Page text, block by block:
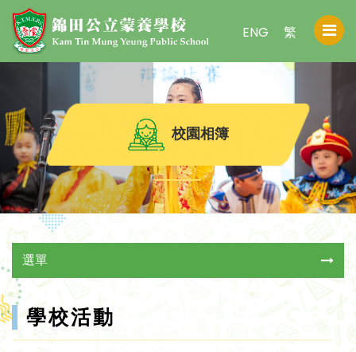
繁
ENG
校園相簿
選單
學校活動